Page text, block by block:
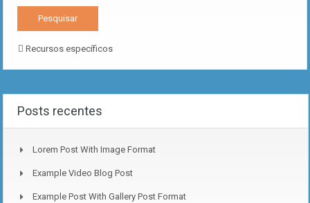
Recursos específicos
Posts recentes
Lorem Post With Image Format
Example Video Blog Post
Example Post With Gallery Post Format